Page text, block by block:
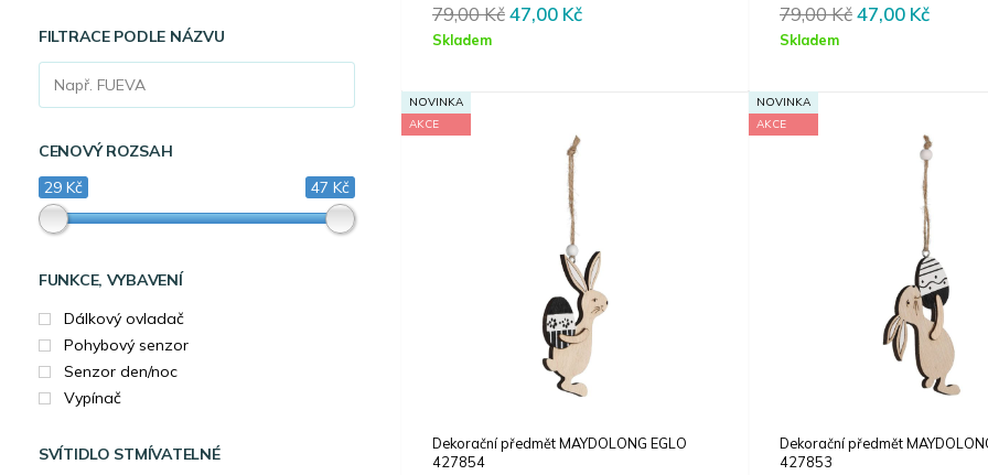
FILTRACE PODLE NÁZVU
CENOVÝ ROZSAH
29 Kč
47 Kč
FUNKCE, VYBAVENÍ
Dálkový ovladač
Pohybový senzor
Senzor den/noc
Vypínač
SVÍTIDLO STMÍVATELNÉ
79,00KčOriginal
47,00 KčCurrent
Skladem
79,00KčOriginal
47,00 KčCurrent
Skladem
NOVINKA
AKCE
Dekorační předmět MAYDOLONG EGLO
427854
NOVINKA
AKCE
Dekorační předmět
427853